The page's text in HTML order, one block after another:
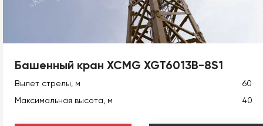
Башенный кран XCMG XGT6013B-8S1
Вылет стрелы, м
60
Максимальная высота, м
40